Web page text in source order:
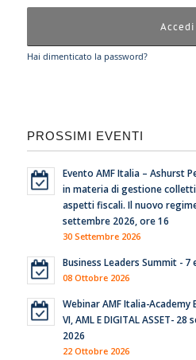
Hai dimenticato la password?
PROSSIMI EVENTI
Evento AMF Italia – Ashurst
in materia di gestione
aspetti fiscali. Il nuovo
settembre 2026, ore 16
30 Settembre 2026
Business Leaders Summit -
08 Ottobre 2026
Webinar AMF Italia-Academy
VI, AML E DIGITAL ASSET-
2026
22 Ottobre 2026